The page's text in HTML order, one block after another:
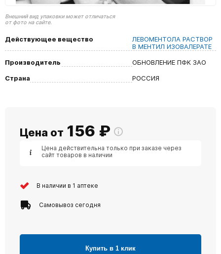
Внешний вид упаковки может отличаться
от фото на сайте.
Действующее вещество
ЛЕВОМЕНТОЛА РАСТВОР
В МЕНТИЛ ИЗОВАЛЕРАТЕ
Производитель
ОБНОВЛЕНИЕ ПФК ЗАО
Страна
РОССИЯ
Цена от 156 ₽
Цена действительна только при заказе через
сайт товаров в наличии
В наличии в 1 аптеке
Самовывоз сегодня
Купить в 1 клик